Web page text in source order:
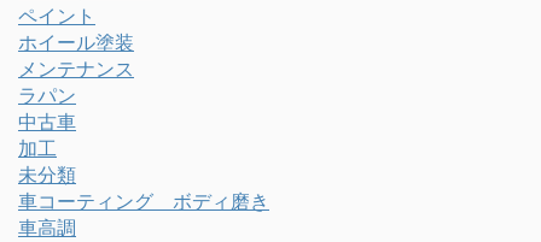
ペイント
ホイール塗装
メンテナンス
ラパン
中古車
加工
未分類
車コーティング ボディ磨き
車高調